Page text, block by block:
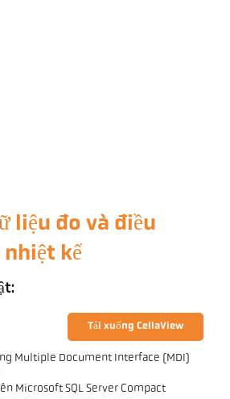
liệu đo và điều
kế
Tải xuống CellaView
Multiple Document Interface (MDI)
Microsoft SQL Server Compact